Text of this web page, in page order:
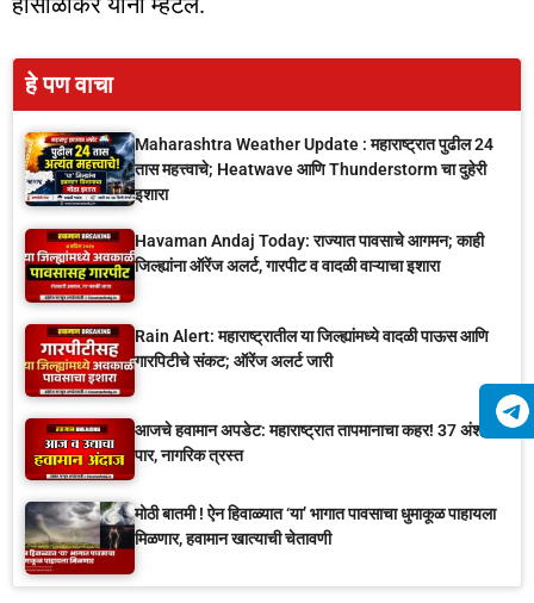
हे पण वाचा
Maharashtra Weather Update : महाराष्ट्रात पुढील 24
तास महत्त्वाचे; Heatwave आणि Thunderstorm चा दुहेरी
इशारा
Havaman Andaj Today: राज्यात पावसाचे आगमन; काही
जिल्ह्यांना ऑरेंज अलर्ट, गारपीट व वादळी वाऱ्याचा इशारा
Rain Alert: महाराष्ट्रातील या जिल्ह्यांमध्ये वादळी पाऊस आणि
गारपिटीचे संकट; ऑरेंज अलर्ट जारी
आजचे हवामान अपडेट: महाराष्ट्रात तापमानाचा कहर! 37 अंशांच्या
पार, नागरिक त्रस्त
मोठी बातमी ! ऐन हिवाळ्यात ‘या’ भागात पावसाचा धुमाकूळ पाहायला
मिळणार, हवामान खात्याची चेतावणी